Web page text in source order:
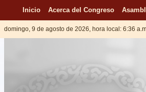
Inicio Acerca del Congreso
domingo, 9 de agosto de 2026, hora local: 6:36